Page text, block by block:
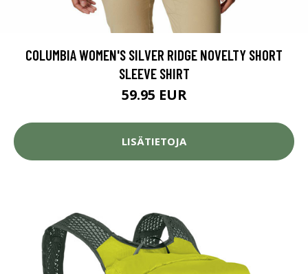
COLUMBIA WOMEN'S SILVER RIDGE NOVELTY SHORT
SLEEVE SHIRT
59.95 EUR
LISÄTIETOJA